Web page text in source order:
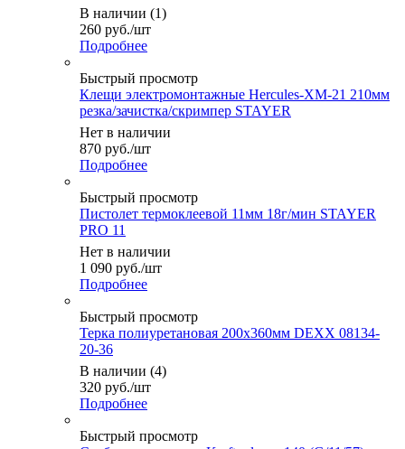
В наличии (1)
260 руб./шт
Подробнее
Быстрый просмотр
Клещи электромонтажные Hercules-ХM-21 210мм
резка/зачистка/скримпер STAYER
Нет в наличии
870 руб./шт
Подробнее
Быстрый просмотр
Пистолет термоклеевой 11мм 18г/мин STAYER
PRO 11
Нет в наличии
1 090 руб./шт
Подробнее
Быстрый просмотр
Терка полиуретановая 200х360мм DEXX 08134-
20-36
В наличии (4)
320 руб./шт
Подробнее
Быстрый просмотр